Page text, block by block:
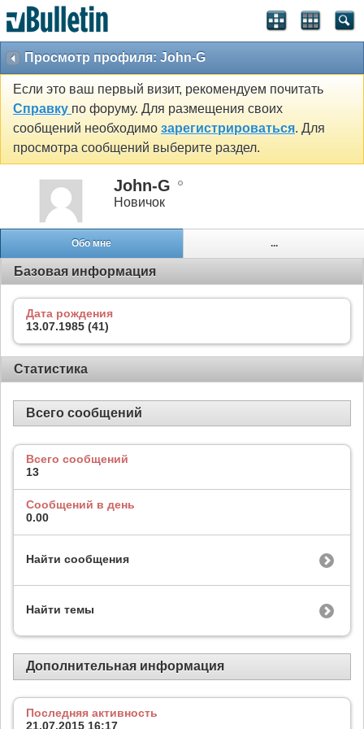
Просмотр профиля: John-G
Если это ваш первый визит, рекомендуем почитать
Справку по форуму. Для размещения своих
сообщений необходимо зарегистрироваться. Для
просмотра сообщений выберите раздел.
John-G
Новичок
Обо мне ...
Базовая информация
Дата рождения
13.07.1985 (41)
Статистика
Всего сообщений
Всего сообщений
13
Сообщений в день
0.00
Найти сообщения
Найти темы
Дополнительная информация
Последняя активность
21.07.2015 16:17